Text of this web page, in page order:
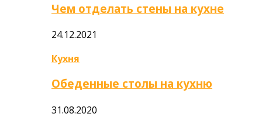
Чем отделать стены на кухне
24.12.2021
Кухня
Обеденные столы на кухню
31.08.2020